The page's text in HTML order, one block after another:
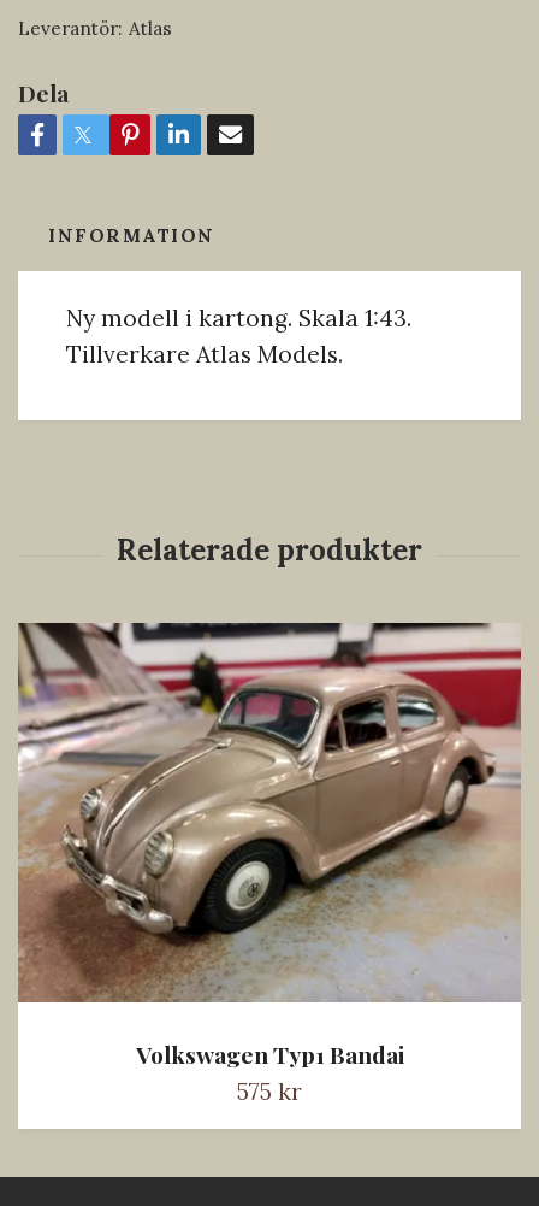
Leverantör: Atlas
Dela
INFORMATION
Ny modell i kartong. Skala 1:43.
Tillverkare Atlas Models.
Volkswagen Typ1 Bandai
575 kr